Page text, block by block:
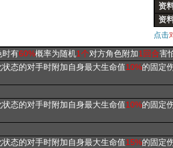
资
资
点击
时有60%概率为随机1个对方角色附加1回合害
态的对手时附加自身最大生命值10%的固定
态的对手时附加自身最大生命值10%的固定
态的对手时附加自身最大生命值15%的固定